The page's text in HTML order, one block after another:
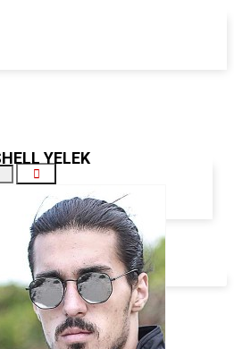
YELEK